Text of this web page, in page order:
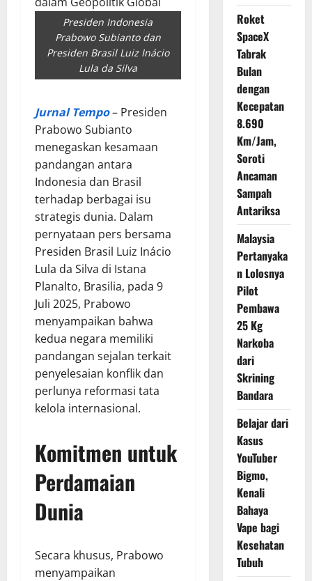
Presiden Indonesia
Prabowo Subianto dan
Presiden Brasil Luiz Inácio
Lula da Silva
Jurnal Tempo– Presiden
Prabowo Subianto
menegaskan kesamaan
pandangan antara
Indonesia dan Brasil
terhadap berbagai isu
strategis dunia. Dalam
pernyataan pers bersama
Presiden Brasil Luiz Inácio
Lula da Silva di Istana
Planalto, Brasilia, pada 9
Juli 2025, Prabowo
menyampaikan bahwa
kedua negara memiliki
pandangan sejalan terkait
penyelesaian konflik dan
perlunya reformasi tata
kelola internasional.
Komitmen untuk
Perdamaian
Dunia
Secara khusus, Prabowo
menyampaikan
Roket
SpaceX
Tabrak
Bulan
dengan
Kecepatan
8.690
Km/Jam,
Soroti
Ancaman
Sampah
Antariksa
Malaysia
Pertanyaka
n Lolosnya
Pilot
Pembawa
25 Kg
Narkoba
dari
Skrining
Bandara
Belajar dari
Kasus
YouTuber
Bigmo,
Kenali
Bahaya
Vape bagi
Kesehatan
Tubuh